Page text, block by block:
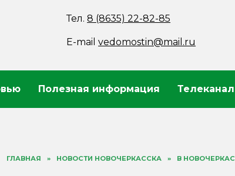
Тел.8 (8635) 22-82-85
E-mailvedomostin@mail.ru
Полезная информация
ГЛАВНАЯ » НОВОСТИ НОВОЧЕРКАССКА » В